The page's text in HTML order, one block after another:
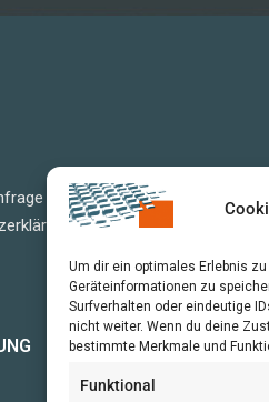
Um dir ein optimales Erlebnis
Geräteinformationen zu
Surfverhalten oder eindeutige
nicht weiter. Wenn du deine
bestimmte Merkmale und
Funktional